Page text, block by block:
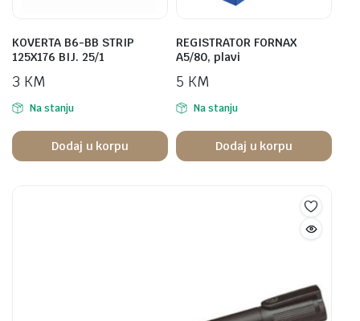
KOVERTA B6-BB STRIP
125X176 BIJ. 25/1
3 KM
Na stanju
Dodaj u korpu
REGISTRATOR FORNAX
A5/80, plavi
5 KM
Na stanju
Dodaj u korpu